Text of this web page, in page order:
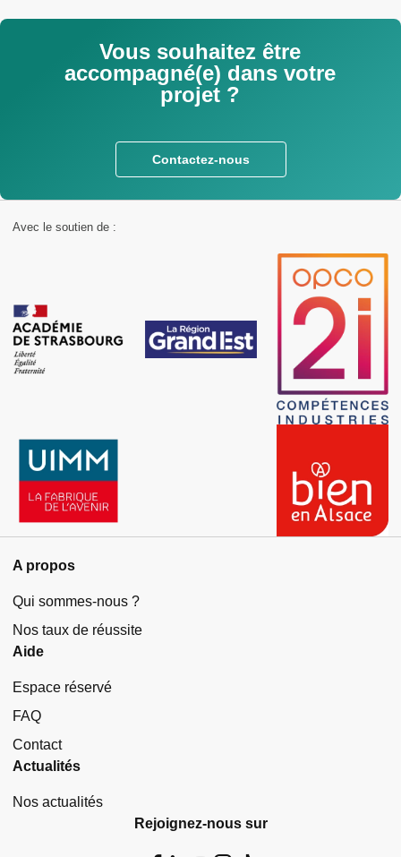
Vous souhaitez être
accompagné(e) dans votre
projet ?
Contactez-nous
A propos
Qui sommes-nous ?
Nos taux de réussite
Aide
Espace réservé
FAQ
Contact
Actualités
Nos actualités
Rejoignez-nous sur
Avec le soutien de :